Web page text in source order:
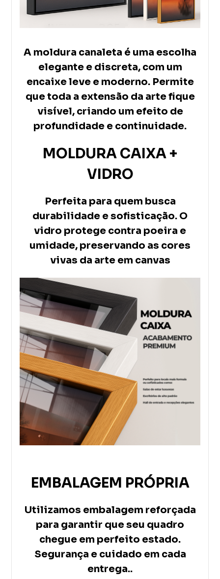
A moldura canaleta é uma escolha
elegante e discreta, com um
encaixe leve e moderno. Permite
que toda a extensão da arte fique
visível, criando um efeito de
profundidade e continuidade.
MOLDURA CAIXA +
VIDRO
Perfeita para quem busca
durabilidade e sofisticação. O
vidro protege contra poeira e
umidade, preservando as cores
vivas da arte em canvas
EMBALAGEM PRÓPRIA
Utilizamos embalagem reforçada
para garantir que seu quadro
chegue em perfeito estado.
Segurança e cuidado em cada
entrega..